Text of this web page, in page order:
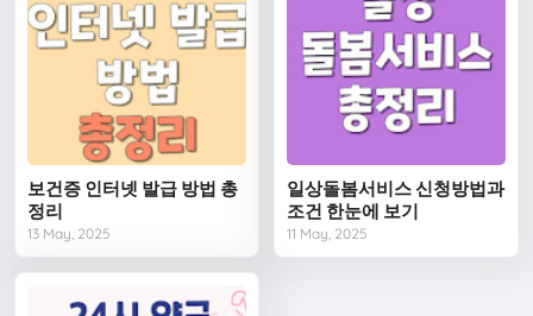
보건증 인터넷 발급 방법 총
정리
13 May, 2025
일상돌봄서비스 신청방법과
조건 한눈에 보기
11 May, 2025